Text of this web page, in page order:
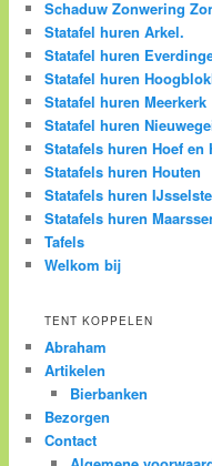
Schaduw Zonwering
Statafel huren Arkel.
Statafel huren
Statafel huren
Statafel huren Meerkerk
Statafel huren
Statafels huren Hoef en
Statafels huren Houten
Statafels huren
Statafels huren
Tafels
Welkom bij
TENT KOPPELEN
Abraham
Artikelen
Bierbanken
Bezorgen
Contact